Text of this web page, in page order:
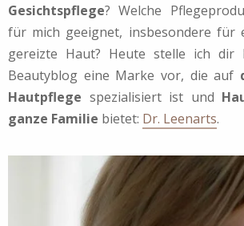
Gesichtspflege? Welche
für mich geeignet, insbesondere für
gereizte Haut? Heute stelle ich dir
Beautyblog eine Marke vor, die auf
Hautpflege spezialisiert ist und
ganze Familie bietet: Dr. Leenarts.